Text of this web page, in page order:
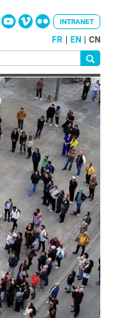
FR EN CN
INTRANET